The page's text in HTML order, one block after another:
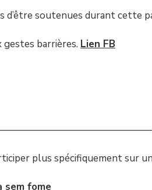
d’être soutenues durant cette
barrières. Lien FB
plus spécifiquement sur
sem fome